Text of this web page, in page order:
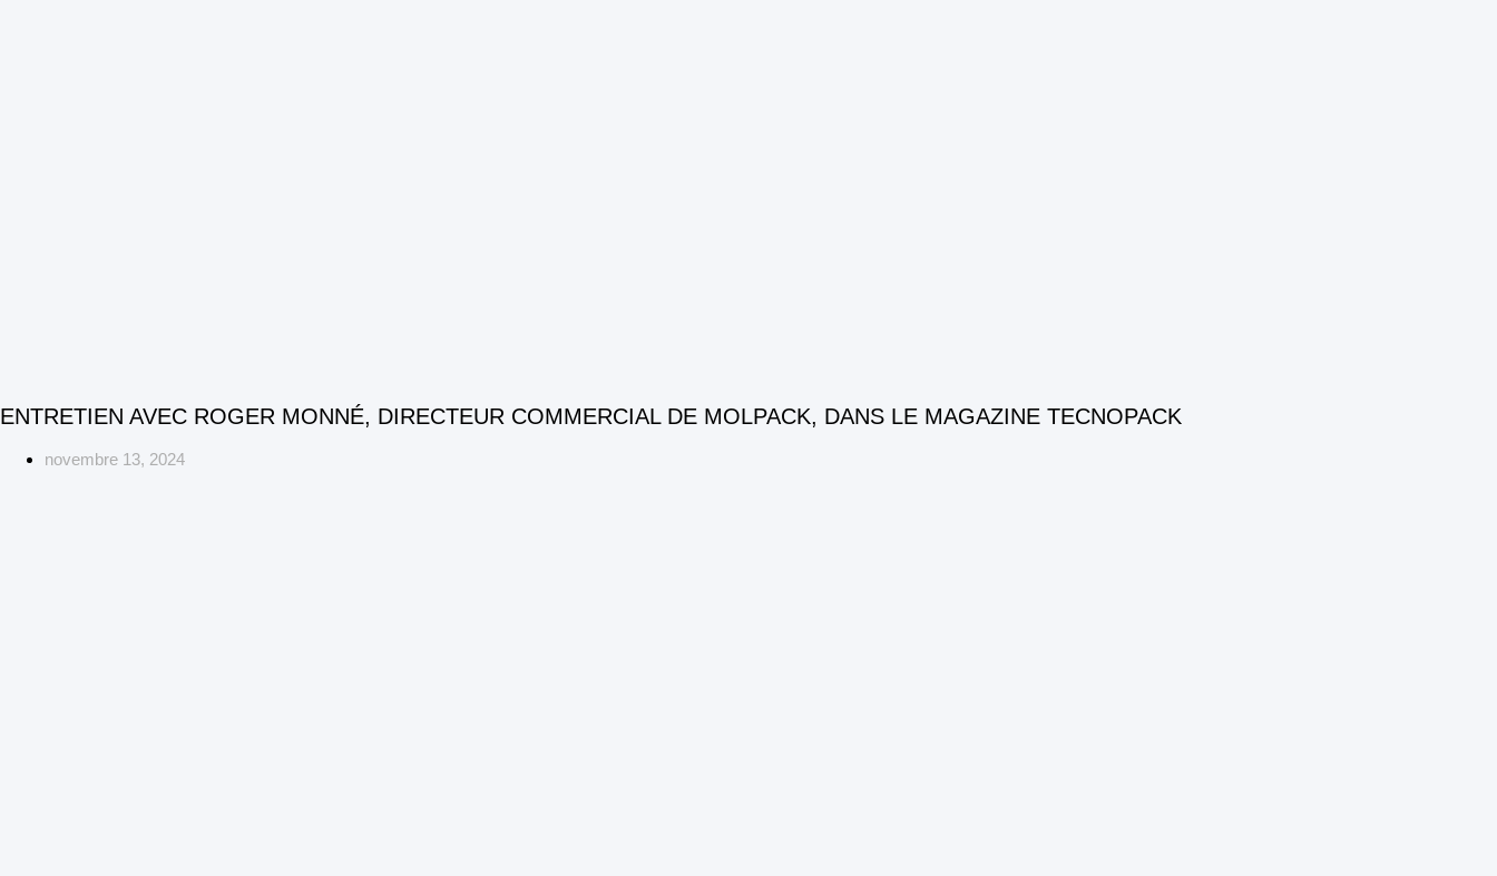
ENTRETIEN AVEC ROGER MONNÉ, DIRECTEUR COMMERCIAL DE MOLPACK, DANS LE MAGAZINE TECNOPACK
novembre 13, 2024